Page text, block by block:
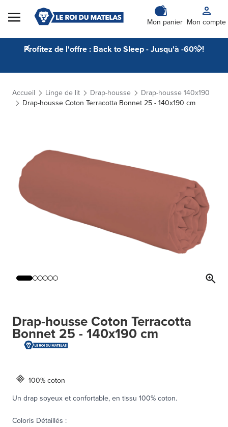
Skip to Content
Mon panier Mon compte
Profitez de l'offre : Back to Sleep - Jusqu'à -60% !
Accueil Linge de lit Drap-housse
Drap-housse 140x190
Drap-housse Coton Terracotta Bonnet 25 - 140x190 cm
Drap-housse Coton Terracotta
Bonnet 25 - 140x190 cm
100% coton
Un drap soyeux et confortable, en tissu 100% coton.
Coloris Détaillés :